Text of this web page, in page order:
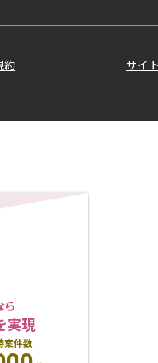
約 サイ
ら
実現
案件数